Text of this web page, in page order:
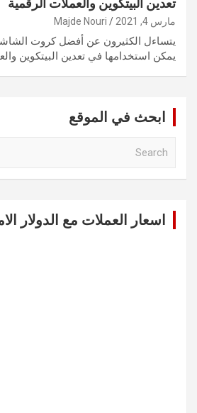
تعدين البيتكوين والعملات الرقمية
مارس 4, 2021 Majde Nouri
يمكن استخدامها في تعدين البيتكوين
ابحث في الموقع
اسعار العملات مع الدولار